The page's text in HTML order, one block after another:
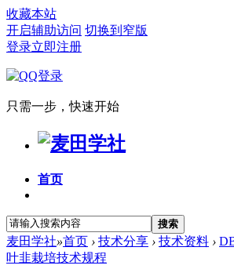
收藏本站
开启辅助访问 切换到窄版
登录立即注册
只需一步，快速开始
首页
搜索
麦田学社»首页 › 技术分享 › 技术资料 ›
叶韭栽培技术规程